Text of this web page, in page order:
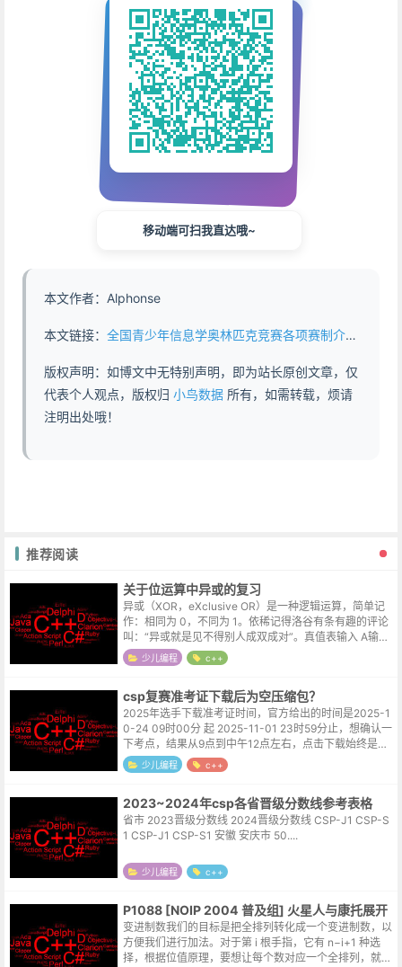
移动端可扫我直达哦~
本文作者：Alphonse
本文链接： 全国青少年信息学奥林匹克竞赛各项赛制介绍 - https://www.abddb.com/Introduction_to_various_competition_systems_of_Noi.html
版权声明：如博文中无特别声明，即为站长原创文章，仅
代表个人观点，版权归 小鸟数据 所有，如需转载，烦请
注明出处哦！
推荐阅读
关于位运算中异或的复习
异或（XOR，eXclusive OR）是一种逻辑运算，简单记
作：相同为 0，不同为 1。依稀记得洛谷有条有趣的评论
叫：“异或就是见不得别人成双成对”。真值表输入 A输入
B输出 (A XOR B)000011101110 常见用途开...
少儿编程 c++
csp复赛准考证下载后为空压缩包？
2025年选手下载准考证时间，官方给出的时间是2025-1
0-24 09时00分 起 2025-11-01 23时59分止，想确认一
下考点，结果从9点到中午12点左右，点击下载始终是一
个空压缩包，直接打了noi官网底部的联系电话。接电...
少儿编程 c++
2023~2024年csp各省晋级分数线参考表格
省市 2023晋级分数线 2024晋级分数线 CSP-J1 CSP-S
1 CSP-J1 CSP-S1 安徽 安庆市 50....
少儿编程 c++
P1088 [NOIP 2004 普及组] 火星人与康托展开
变进制数我们的目标是把全排列转化成一个变进制数，以
方便我们进行加法。对于第 i 根手指，它有 n−i+1 种选
择，根据位值原理，要想让每个数对应一个全排列，就要